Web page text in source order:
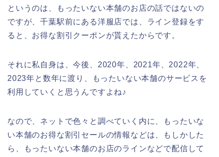
というのは、もったいない本舗のお店の話ではないの
ですが、千葉駅前にある洋服店では、ライン登録をす
ると、お得な割引クーポンが貰えたからです。
それに私自身は、今後、2020年、2021年、2022年、
2023年と数年に渡り、もったいない本舗のサービスを
利用していくと思うんですよね♪
なので、ネットで色々と調べていく内に、もったいな
い本舗のお得な割引セールの情報などは、もしかした
ら、もったいない本舗のお店のラインなどで配信して